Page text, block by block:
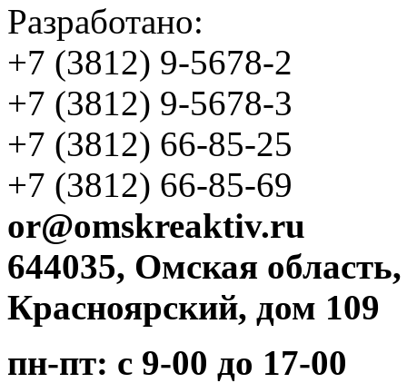
Разработано:
+7 (3812) 9-5678-2
+7 (3812) 9-5678-3
+7 (3812) 66-85-25
+7 (3812) 66-85-69
or@omskreaktiv.ru
644035, Омская
Красноярский, дом 109
пн-пт: с 9-00 до 17-00